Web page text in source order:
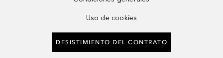
Uso de cookies
DESISTIMIENTO DEL CONTRATO